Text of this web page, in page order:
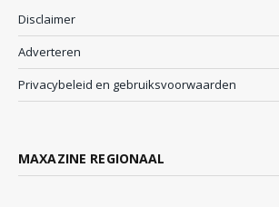
Disclaimer
Adverteren
Privacybeleid en gebruiksvoorwaarden
MAXAZINE REGIONAAL